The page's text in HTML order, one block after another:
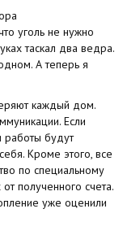
уголь не нужно
таскал два ведра.
А теперь я
каждый дом.
Если
работы будут
Кроме этого, все
по специальному
полученного счета.
уже оценили